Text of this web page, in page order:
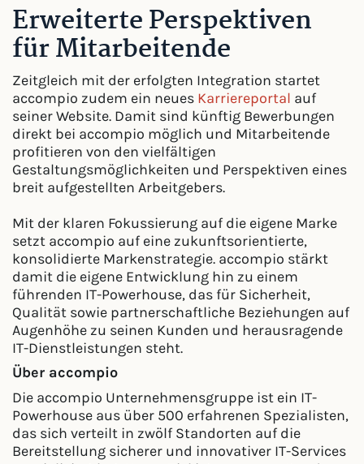
Erweiterte Perspektiven
für Mitarbeitende
Zeitgleich mit der erfolgten Integration startet
accompio zudem ein neues Karriereportal auf
seiner Website. Damit sind künftig Bewerbungen
direkt bei accompio möglich und Mitarbeitende
profitieren von den vielfältigen
Gestaltungsmöglichkeiten und Perspektiven eines
breit aufgestellten Arbeitgebers.
Mit der klaren Fokussierung auf die eigene Marke
setzt accompio auf eine zukunftsorientierte,
konsolidierte Markenstrategie. accompio stärkt
damit die eigene Entwicklung hin zu einem
führenden IT-Powerhouse, das für Sicherheit,
Qualität sowie partnerschaftliche Beziehungen auf
Augenhöhe zu seinen Kunden und herausragende
IT-Dienstleistungen steht.
Über accompio
Die accompio Unternehmensgruppe ist ein IT-
Powerhouse aus über 500 erfahrenen Spezialisten,
das sich verteilt in zwölf Standorten auf die
Bereitstellung sicherer und innovativer IT-Services